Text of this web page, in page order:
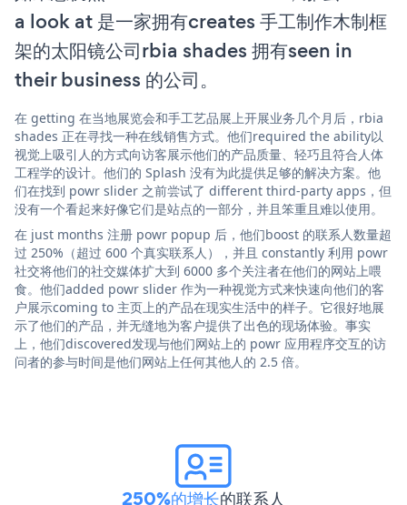
a look at 是一家拥有creates 手工制作木制框
架的太阳镜公司rbia shades 拥有seen in
their business 的公司。
在 getting 在当地展览会和手工艺品展上开展业务几个月后，rbia
shades 正在寻找一种在线销售方式。他们required the ability以
视觉上吸引人的方式向访客展示他们的产品质量、轻巧且符合人体
工程学的设计。他们的 Splash 没有为此提供足够的解决方案。他
们在找到 powr slider 之前尝试了 different third-party apps，但
没有一个看起来好像它们是站点的一部分，并且笨重且难以使用。
在 just months 注册 powr popup 后，他们boost 的联系人数量超
过 250%（超过 600 个真实联系人），并且 constantly 利用 powr
社交将他们的社交媒体扩大到 6000 多个关注者在他们的网站上喂
食。他们added powr slider 作为一种视觉方式来快速向他们的客
户展示coming to 主页上的产品在现实生活中的样子。它很好地展
示了他们的产品，并无缝地为客户提供了出色的现场体验。事实
上，他们discovered发现与他们网站上的 powr 应用程序交互的访
问者的参与时间是他们网站上任何其他人的 2.5 倍。
250%的增长的联系人